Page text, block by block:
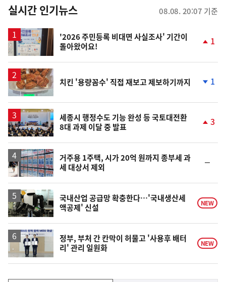
뉴
스
실시간 인기뉴스 08.08. 20:07 기준
'2026 주민등록 비대면 사실조사' 기간이
돌아왔어요!
상
1
치킨 '용량꼼수' 직접 재보고 제보하기까지
하
1
세종시 행정수도 기능 완성 등 국토대전환
8대 과제 이달 중 발표
상
3
거주용 1주택, 시가 20억 원까지 종부세 과
세 대상서 제외
일
국내산업 공급망 확충한다…'국내생산세
액공제' 신설
NEW
정부, 부처 간 칸막이 허물고 '사용후 배터
리' 관리 일원화
NEW